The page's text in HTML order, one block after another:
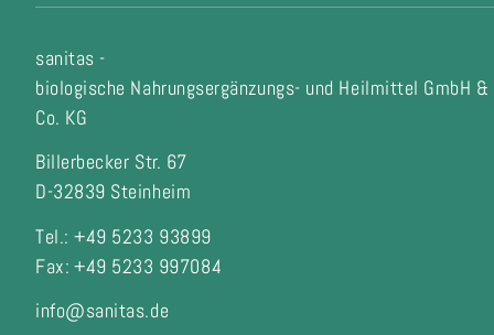
sanitas -
biologische Nahrungsergänzungs- und Heilmittel GmbH &
Co. KG
Billerbecker Str. 67
D-32839 Steinheim
Tel.: +49 5233 93899
Fax: +49 5233 997084
info@sanitas.de